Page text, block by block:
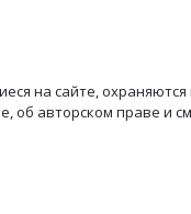
на сайте, охраняются
об авторском праве и